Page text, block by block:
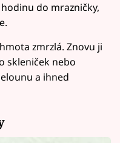
do mrazničky,
zmrzlá. Znovu ji
skleniček nebo
a ihned